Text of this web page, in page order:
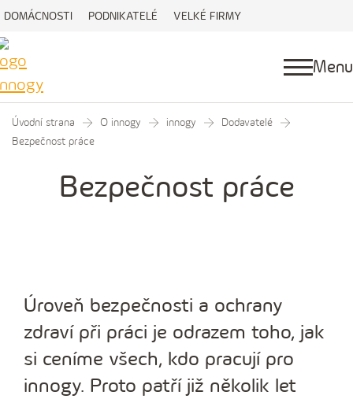
DOMÁCNOSTI PODNIKATELÉ VELKÉ FIRMY
Menu
Úvodní strana O innogy innogy
Dodavatelé
Bezpečnost práce
Bezpečnost práce
Úroveň bezpečnosti a ochrany
zdraví při práci je odrazem toho, jak
si ceníme všech, kdo pracují pro
innogy. Proto patří již několik let